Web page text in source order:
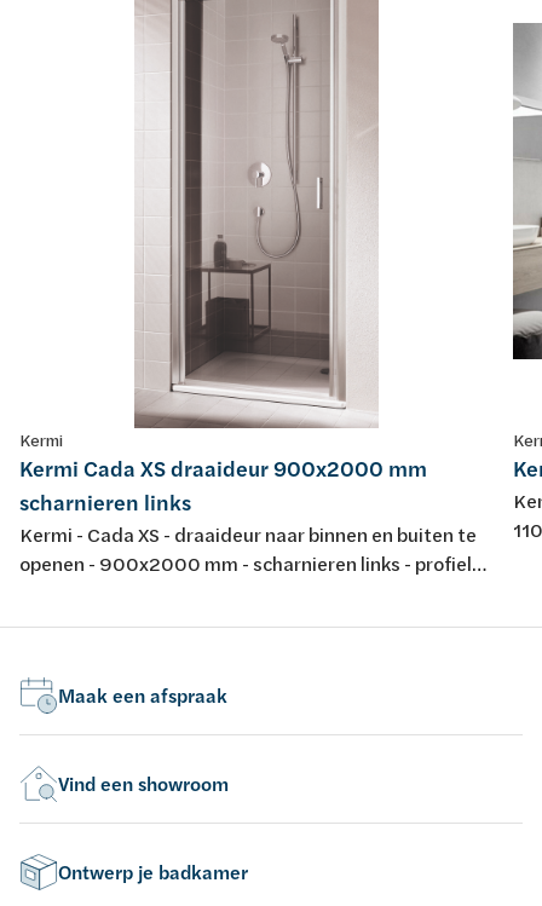
Kermi
Kermi Cada XS draaideur 900x2000 mm
scharnieren links
Kermi - Cada XS - draaideur naar binnen en buiten te
openen - 900x2000 mm - scharnieren links - profielen
CadaClean - regelbaarheid 860-910 mm -
Maak een afspraak
Vind een showroom
Ontwerp je badkamer